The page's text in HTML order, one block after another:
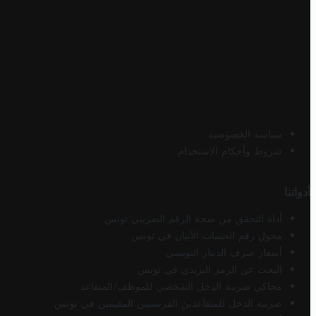
سياسة الخصوصية
شروط وأحكام الاستخدام
أدواتنا
أداة التحقق من صحة الرقم الضريبي تونس
محول رقم الحساب الآيبان في تونس
أسعار صرف الدينار التونسي
البحث عن الرمز البريدي في تونس
محاكي ضريبة الدخل الشخصي للموظف/المتقاعد
ضريبة الدخل للمتقاعدين الفرنسيين المقيمين في تونس